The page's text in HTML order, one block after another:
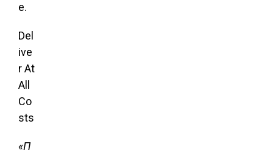
е.
Del
ive
r At
All
Co
sts
«П